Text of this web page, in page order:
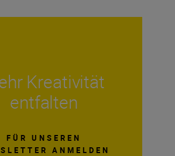
Kreativität
entfalten
FÜR UNSEREN
ANMELDEN